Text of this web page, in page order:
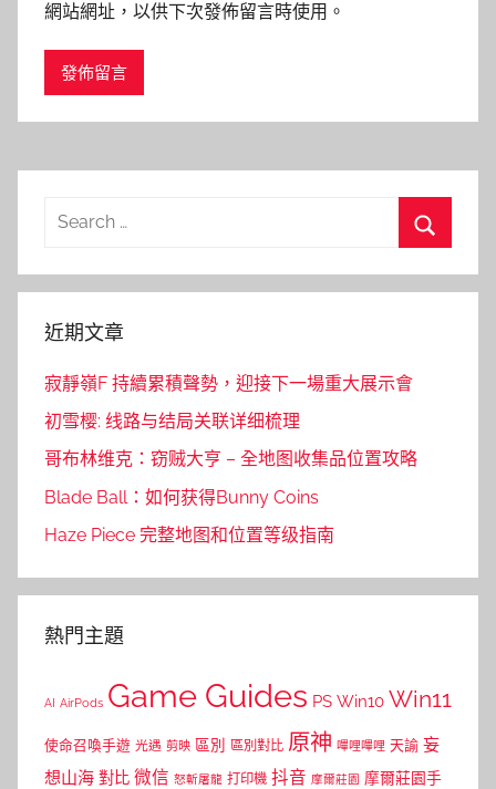
網站網址，以供下次發佈留言時使用。
Search
近期文章
寂靜嶺F 持續累積聲勢，迎接下一場重大展示會
初雪樱: 线路与结局关联详细梳理
哥布林维克：窃贼大亨 – 全地图收集品位置攻略
Blade Ball：如何获得Bunny Coins
Haze Piece 完整地图和位置等级指南
熱門主題
AI AirPods Game Guides PS Win10 Win11
使命召喚手遊 光遇 剪映 區別 區別對比 原神 嗶哩嗶哩 天諭 妄
想山海 對比 微信 怒斬屠龍 打印機 抖音 摩爾莊園 摩爾莊園手